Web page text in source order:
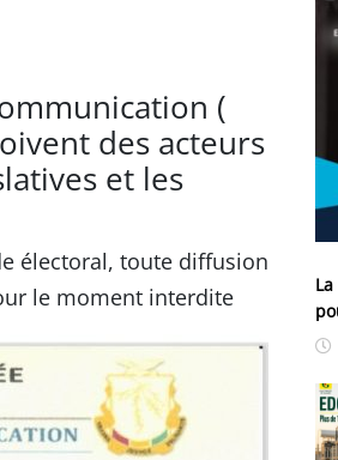
(
des acteurs
et les
électoral, toute diffusion
le moment interdite